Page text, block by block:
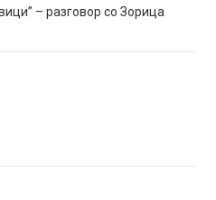
– разговор со Зорица